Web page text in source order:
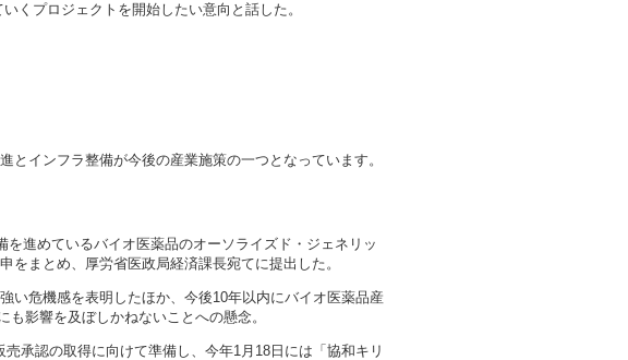
くプロジェクトを開始したい意向と話した。
インフラ整備が今後の産業施策の一つとなっています。
進めているバイオ医薬品のオーソライズド・ジェネリッ
まとめ、厚労省医政局経済課長宛てに提出した。
危機感を表明したほか、今後10年以内にバイオ医薬品産
影響を及ぼしかねないことへの懸念。
承認の取得に向けて準備し、今年1月18日には「協和キリ